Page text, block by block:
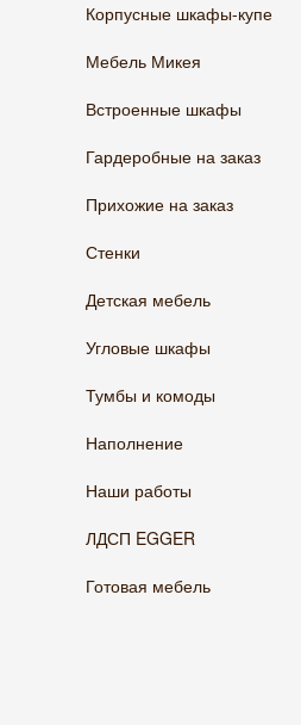
Корпусные шкафы-купе
Мебель Микея
Встроенные шкафы
Гардеробные на заказ
Прихожие на заказ
Стенки
Детская мебель
Угловые шкафы
Тумбы и комоды
Наполнение
Наши работы
ЛДСП EGGER
Готовая мебель